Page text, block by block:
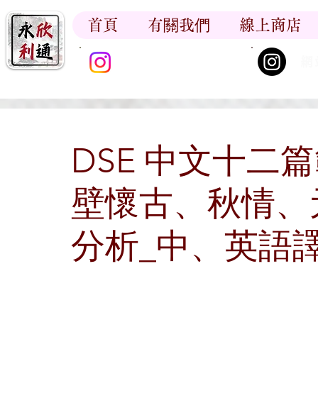
首頁 有關我們 線上商店
DSE 中文十二
壁懷古、秋情
分析_中、英語